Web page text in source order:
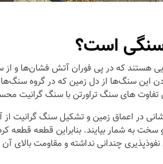
است؟
هستند که در پی فوران آتش فشان‌ها و از
این سنگ‌ها از دل زمین که در گروه
های سنگ تراورتن با سنگ گرانیت
در اعماق زمین و تشکیل سنگ گرانیت
به شمار بیایند. بنابراین قطعه
چندانی نداشته و مقاومت بالای